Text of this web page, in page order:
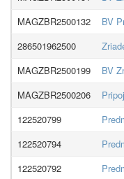
MAGZBR2500132
BV
286501962500
MAGZBR2500199
BV
MAGZBR2500206
122520799
122520794
122520792